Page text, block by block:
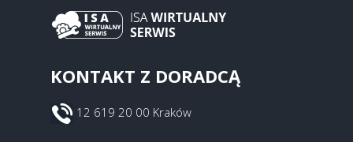
KONTAKT Z DORADCĄ
12 619 20 00 Kraków